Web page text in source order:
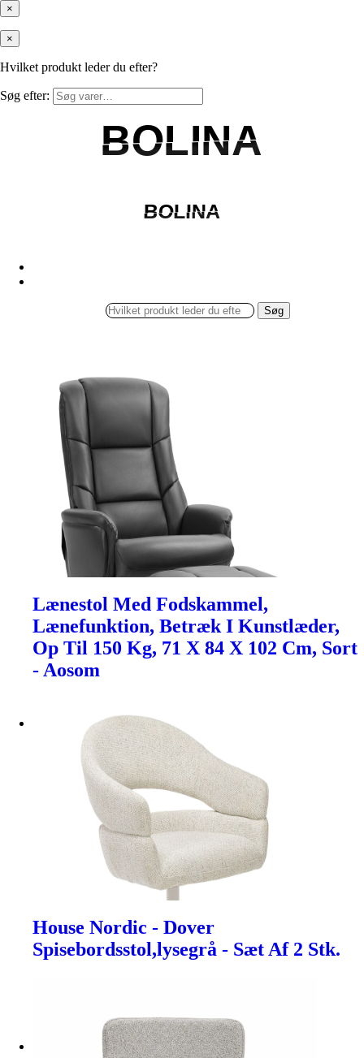
×
×
Hvilket produkt leder du efter?
Søg efter:
BOLINA
BOLINA
BOLINA
BOLINA
Søg
Lænestol Med Fodskammel,
Lænefunktion, Betræk I Kunstlæder,
Op Til 150 Kg, 71 X 84 X 102 Cm, Sort
- Aosom
House Nordic - Dover
Spisebordsstol,lysegrå - Sæt Af 2 Stk.